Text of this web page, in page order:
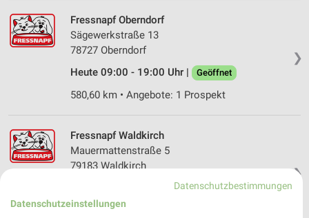
❯
Fressnapf Oberndorf
Sägewerkstraße 13
78727 Oberndorf
Heute 09:00 - 19:00 Uhr |
Geöffnet
580,60 km • Angebote: 1 Prospekt
❯
Fressnapf Waldkirch
Mauermattenstraße 5
79183 Waldkirch
Heute 09:00 - 19:00 Uhr | Geöffnet
626,74 km • Angebote: 1 Prospekt
Datenschutzbestimmungen
Datenschutzeinstellungen